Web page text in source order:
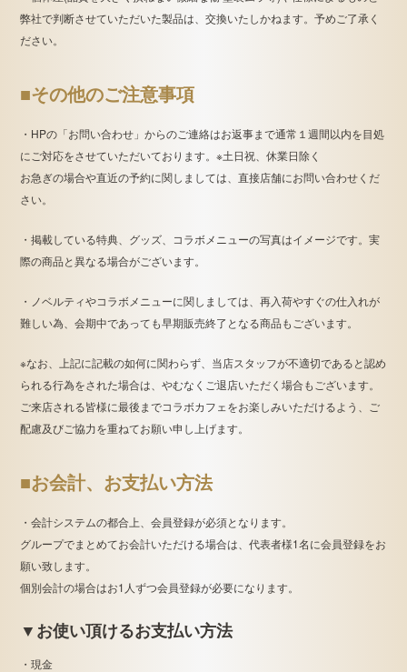
弊社で判断させていただいた製品は、交換いたしかねます。予めご了承く
ださい。
■その他のご注意事項
・HPの「お問い合わせ」からのご連絡はお返事まで通常１週間以内を目処
にご対応をさせていただいております。※土日祝、休業日除く
お急ぎの場合や直近の予約に関しましては、直接店舗にお問い合わせくだ
さい。
・掲載している特典、グッズ、コラボメニューの写真はイメージです。実
際の商品と異なる場合がございます。
・ノベルティやコラボメニューに関しましては、再入荷やすぐの仕入れが
難しい為、会期中であっても早期販売終了となる商品もございます。
※なお、上記に記載の如何に関わらず、当店スタッフが不適切であると認め
られる行為をされた場合は、やむなくご退店いただく場合もございます。
ご来店される皆様に最後までコラボカフェをお楽しみいただけるよう、ご
配慮及びご協力を重ねてお願い申し上げます。
■お会計、お支払い方法
・会計システムの都合上、会員登録が必須となります。
グループでまとめてお会計いただける場合は、代表者様1名に会員登録をお
願い致します。
個別会計の場合はお1人ずつ会員登録が必要になります。
▼お使い頂けるお支払い方法
・現金